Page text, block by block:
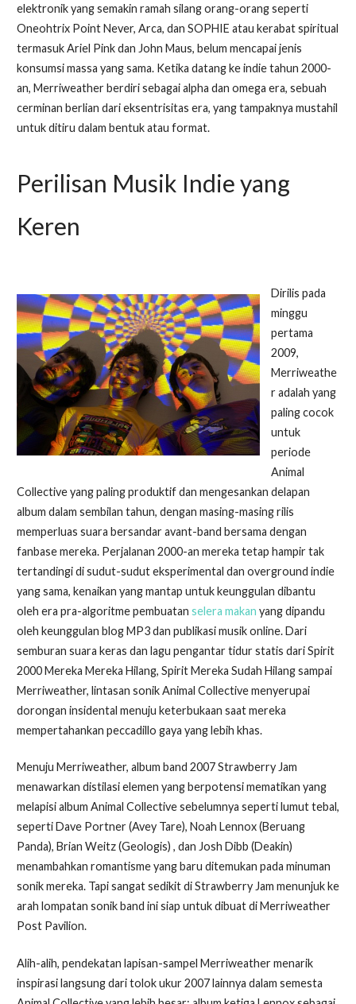
elektronik yang semakin ramah silang orang-orang seperti
Oneohtrix Point Never, Arca, dan SOPHIE atau kerabat spiritual
termasuk Ariel Pink dan John Maus, belum mencapai jenis
konsumsi massa yang sama. Ketika datang ke indie tahun 2000-
an, Merriweather berdiri sebagai alpha dan omega era, sebuah
cerminan berlian dari eksentrisitas era, yang tampaknya mustahil
untuk ditiru dalam bentuk atau format.
Perilisan Musik Indie yang
Keren
Dirilis pada
minggu
pertama
2009,
Merriweathe
r adalah yang
paling cocok
untuk
periode
Animal
Collective yang paling produktif dan mengesankan delapan
album dalam sembilan tahun, dengan masing-masing rilis
memperluas suara bersandar avant-band bersama dengan
fanbase mereka. Perjalanan 2000-an mereka tetap hampir tak
tertandingi di sudut-sudut eksperimental dan overground indie
yang sama, kenaikan yang mantap untuk keunggulan dibantu
oleh era pra-algoritme pembuatan selera makan yang dipandu
oleh keunggulan blog MP3 dan publikasi musik online. Dari
semburan suara keras dan lagu pengantar tidur statis dari Spirit
2000 Mereka Mereka Hilang, Spirit Mereka Sudah Hilang sampai
Merriweather, lintasan sonik Animal Collective menyerupai
dorongan insidental menuju keterbukaan saat mereka
mempertahankan peccadillo gaya yang lebih khas.
Menuju Merriweather, album band 2007 Strawberry Jam
menawarkan distilasi elemen yang berpotensi mematikan yang
melapisi album Animal Collective sebelumnya seperti lumut tebal,
seperti Dave Portner (Avey Tare), Noah Lennox (Beruang
Panda), Brian Weitz (Geologis) , dan Josh Dibb (Deakin)
menambahkan romantisme yang baru ditemukan pada minuman
sonik mereka. Tapi sangat sedikit di Strawberry Jam menunjuk ke
arah lompatan sonik band ini siap untuk dibuat di Merriweather
Post Pavilion.
Alih-alih, pendekatan lapisan-sampel Merriweather menarik
inspirasi langsung dari tolok ukur 2007 lainnya dalam semesta